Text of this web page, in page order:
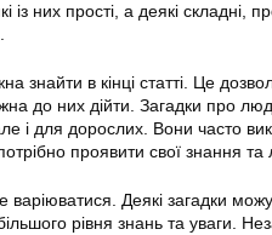
із них прості, а деякі складні,
знайти в кінці статті. Це
до них дійти. Загадки про
і для дорослих. Вони часто
проявити свої знання та
Деякі загадки
рівня знань та уваги.